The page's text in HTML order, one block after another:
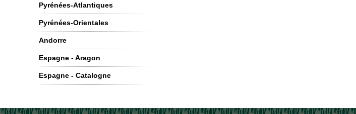
Pyrénées-Atlantiques
Pyrénées-Orientales
Andorre
Espagne - Aragon
Espagne - Catalogne